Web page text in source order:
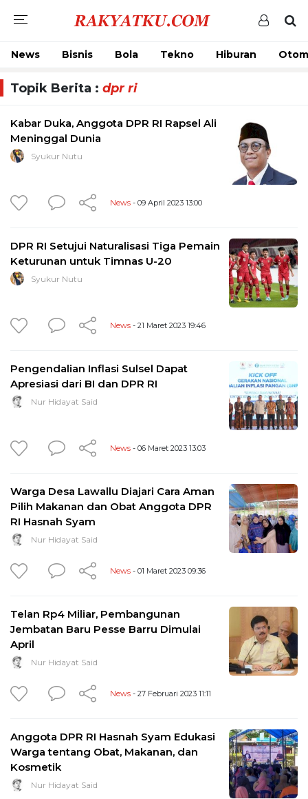
News Bisnis Bola Tekno Hiburan
Topik Berita : dpr ri
Kabar Duka, Anggota DPR RI Rapsel Ali
Meninggal Dunia
Syukur Nutu
News - 09 April 2023 13:00
DPR RI Setujui Naturalisasi Tiga Pemain
Keturunan untuk Timnas U-20
Syukur Nutu
News - 21 Maret 2023 19:46
Pengendalian Inflasi Sulsel Dapat
Apresiasi dari BI dan DPR RI
Nur Hidayat Said
News - 06 Maret 2023 13:03
Warga Desa Lawallu Diajari Cara Aman
Pilih Makanan dan Obat Anggota DPR
RI Hasnah Syam
Nur Hidayat Said
News - 01 Maret 2023 09:36
Telan Rp4 Miliar, Pembangunan
Jembatan Baru Pesse Barru Dimulai
April
Nur Hidayat Said
News - 27 Februari 2023 11:11
Anggota DPR RI Hasnah Syam Edukasi
Warga tentang Obat, Makanan, dan
Kosmetik
Nur Hidayat Said